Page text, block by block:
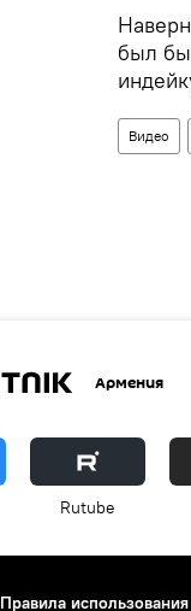
был бы
Видео
Армения
Rutube
Правила использования